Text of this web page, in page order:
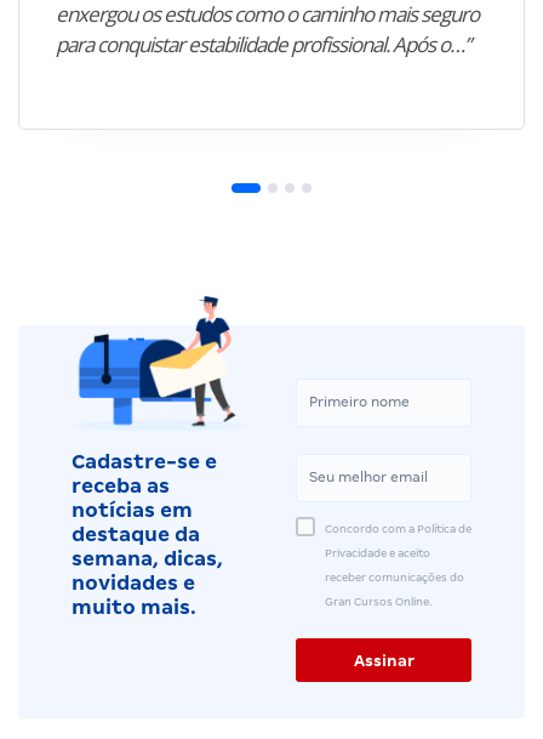
enxergou os estudos como o caminho mais seguro
para conquistar estabilidade profissional. Após o…”
Cadastre-se e
receba as
notícias em
destaque da
semana, dicas,
novidades e
muito mais.
Concordo com a Política de
Privacidade e aceito
receber comunicações do
Gran Cursos Online.